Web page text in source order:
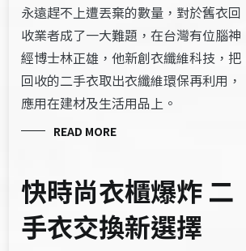
永遠趕不上遭丟棄的數量，對於舊衣回
收業者成了一大難題，在台灣有位腦神
經博士林正雄，他新創衣纖維科技，把
回收的二手衣取出衣纖維環保再利用，
應用在建材及生活用品上。
READ MORE
快時尚衣櫃爆炸 二
手衣交換新選擇